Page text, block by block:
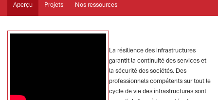
Aperçu Projets Nos ressources
La résilience des infrastructures
garantit la continuité des services et
la sécurité des sociétés. Des
professionnels compétents sur tout le
cycle de vie des infrastructures sont